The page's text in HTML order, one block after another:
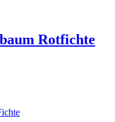
Rotfichte